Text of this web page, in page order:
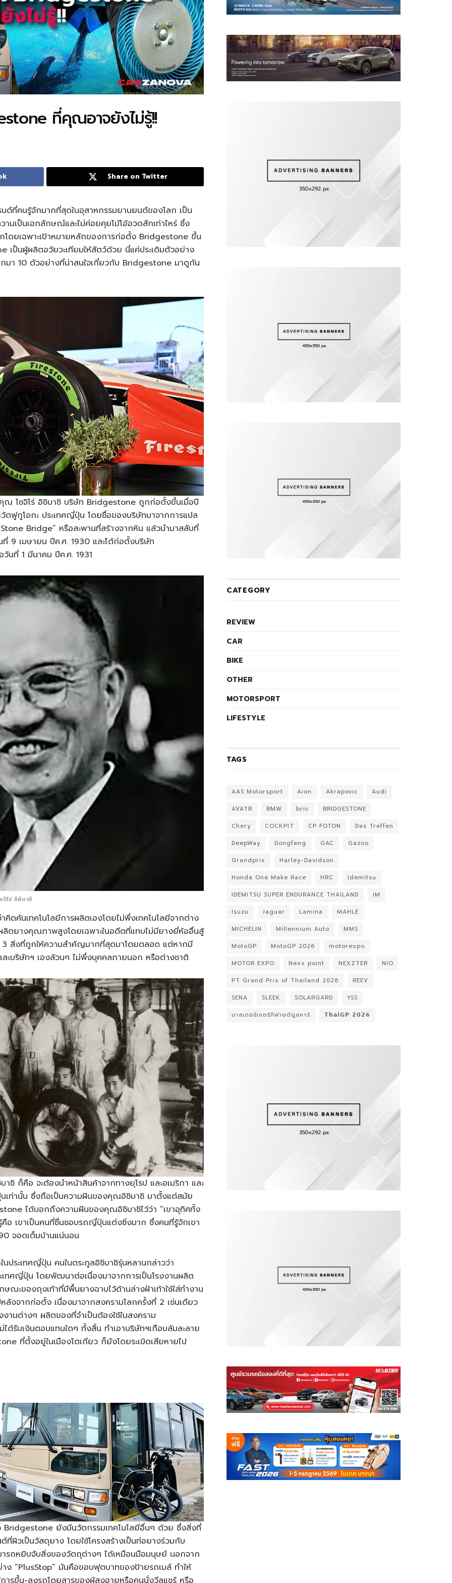
ที่คุณอาจยังไม่รู้!!
Share on Twitter
ที่คนรู้จักมากที่สุดในอุสาหกรรมยานยนต์ของโลก เป็น
มเป็นเอกลักษณ์และไม่ค่อยคุยโม้โอ้อวดสักเท่าไหร่ ซึ่ง
ดยเฉพาะเป้าหมายหลักของการก่อตั้ง Bridgestone ขึ้น
ป็นผู้ผลิตอวัยวะเทียมให้สัตว์ด้วย นี่แค่ประเดิมตัวอย่าง
า 10 ตัวอย่างที่น่าสนใจเกี่ยวกับ Bridgestone มาดูกัน
โชจิโร่ อิชิบาชิ บริษัท Bridgestone ถูกก่อตั้งขึ้นเมื่อปี
ดฟูกูโอกะ ประเทศญี่ปุ่น โดยชื่อของบริษัทมาจากการแปล
Bridge” หรือสะพานที่สร้างจากหิน แล้วนำมาสลับที่
9 เมษายน ปีค.ศ. 1930 และได้ก่อตั้งบริษัท
นที่ 1 มีนาคม ปีค.ศ. 1931
จิโร่ อิชิบาชิ
ค้นเทคโนโลยีการผลิตเองโดยไม่พึ่งเทคโนโลยีจากต่าง
ตยางคุณภาพสูงโดยเฉพาะในอดีตที่แทบไม่มียางยี่ห้ออื่นสู้
3 สิ่งที่ถูกให้ความสำคัญมากที่สุดมาโดยตลอด แต่หากมี
บริษัทฯ เองล้วนๆ ไม่พึ่งบุคคลภายนอก หรือต่างชาติ
ก็คือ จะต้องนำหน้าสินค้าจากทางยุโรป และอเมริกา และ
นเท่านั้น ซึ่งถือเป็นความฝันของคุณอิชิบาชิ มาตั้งแต่สมัย
ได้บอกถึงความฝันของคุณอิชิบาชิไว้ว่า “เขาอุทิศทั้ง
คือ เขาเป็นคนที่ชื่นชอบรถญี่ปุ่นแต่งซิ่งมาก ซึ่งคนที่รู้จักเขา
จอดเต็มบ้านแน่นอน
ระเทศญี่ปุ่น คนในตระกูลอิชิบาชิรุ่นหลานกล่าวว่า
ทศญี่ปุ่น โดยพัฒนาต่อเนื่องมาจากการเป็นโรงงานผลิต
ณะของถุงเท้าที่มีพื้นยางฉาบไว้ด้านล่างฝ่าเท้าใช้ใส่ทำงาน
งจากก่อตั้ง เนื่องมาจากสงครามโลกครั้งที่ 2 เช่นเดียว
านต่างๆ ผลิตของที่จำเป็นต้องใช้ในสงคราม
รับเงินตอบแทนใดๆ ทั้งสิ้น ทำเอาบริษัทฯเกือบล้มละลาย
ที่ตั้งอยู่ในเมืองโตเกียว ก็ยังโดยระเบิดเสียหายไป
ยังมีนวัตกรรมเทคโนโลยีอื่นๆ ด้วย ซึ่งสิ่งที่
ผิวเป็นวัสดุยาง โดยใช้โครงสร้างเป็นท่อยางร่วมกับ
รถหยิบจับสิ่งของวัตถุต่างๆ ได้เหมือนมือมนุษย์ นอกจาก
ง “PlusStop” มันคือขอบฟุตบาทของป้ายรถเมล์ ทำให้
รขึ้น-ลงรถโดยสารของผู้สูงอายุหรือคนนั่งวีลแชร์ หรือ
CATEGORY
REVIEW
CAR
BIKE
OTHER
MOTORSPORT
LIFESTYLE
TAGS
AAS Motorsport Aion Akrapovic
Audi
AVATR
BMW bric
BRIDGESTONE
Chery
COCKPIT CP FOTON
Das Treffen
DeepWay
Dongfeng GAC
Gazoo
Grandprix
Harley-Davidson
Honda One Make Race
HRC
Idemitsu
IDEMITSU SUPER ENDURANCE THAILAND
IM
Isuzu
Jaguar Lamina
MAHLE
MICHELIN
Millennium Auto
MMS
MotoGP
MotoGP 2026
motorexpo
MOTOR EXPO
Nexx point NEXZTER
NIO
PT Grand Prix of Thailand 2026
REEV
SENA
SLEEK SOLARGARD
YSS
มาสเตอร์เซอร์ทิฟายด์ยูสคาร์
𝗧𝗵𝗮𝗶𝗚𝗣 𝟮𝟬𝟮𝟲